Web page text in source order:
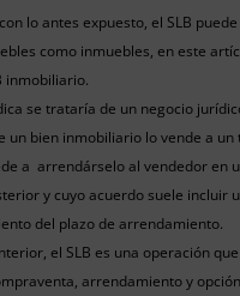
lo antes expuesto, el SLB
como inmuebles, en este
inmobiliario.
se trataría de un negocio
un bien inmobiliario lo vende a un
a arrendárselo al vendedor en
y cuyo acuerdo suele incluir
del plazo de arrendamiento.
el SLB es una operación
arrendamiento y